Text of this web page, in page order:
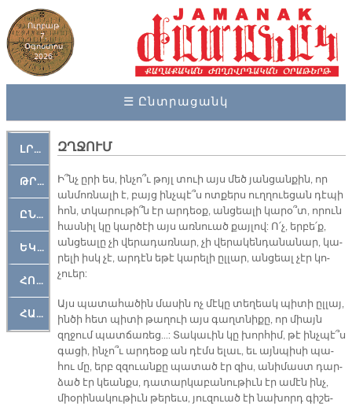
Ուրբաթ
7,
Օգոստոս
2026
☰ Ընտրացանկ
ԼՐԱՀՈՍ
ԹՐՔԱՀԱՅ ԿԵԱՆՔ
ԸՆԿԵՐԱՄՇԱԿՈՒԹԱՅԻՆ
ԵԿԵՂԵՑԱԿԱՆ
ՀՈԳԵՄՏԱՒՈՐ
ՀԱՐԹԱԿ
ԶՂՋՈՒՄ
Ի՞նչ ը­րի ես, ին­չո՞ւ թոյլ տուի այս մեծ յան­ցան­քին, որ
ան­մոռ­նա­լի է, բայց ինչ­պէ՞ս ոտ­քերս ուղ­ղուե­ցան դէ­պի
հոն, տկա­րու­թի՞ն էր ար­դեօք, ան­ցեա­լի կա­րօ՞տ, ո­րուն
հաս­նիլ կը կար­ծէի այս առ­նուած քայ­լով: Ո՛չ, եր­բե՛ք,
ան­ցեա­լը չի վե­րա­դառ­նար, չի վե­րա­կեն­դա­նա­նար, կա­
րե­լի իսկ չէ, ար­դէն ե­թէ կա­րե­լի ըլ­լար, ան­ցեալ չէր կո­
չուեր:
Այս պա­տա­հա­ծին մա­սին ոչ մէ­կը տե­ղեակ պի­տի ըլ­լայ,
ին­ծի հետ պի­տի թա­ղուի այս գաղտ­նի­քը, որ միայն
զղջում պատ­ճա­ռեց...: Տա­կա­ւին կը խոր­հիմ, թէ ինչ­պէ՞ս
գա­ցի, ին­չո՞ւ ար­դեօք ան դէմս ե­լաւ, եւ այն­պի­սի պա­
հու մը, երբ զզուան­քը պա­տած էր զիս, ա­նի­մաստ դար­
ձած էր կեանքս, դա­տար­կա­բա­նու­թիւն էր ա­մէն ինչ,
միօ­րի­նա­կու­թիւն թե­րեւս, յու­զուած էի նա­խորդ գի­շե­